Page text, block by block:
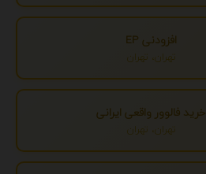
افزودنی EP
تهران، تهران
خرید فالوور واقعی ایرانی
تهران، تهران